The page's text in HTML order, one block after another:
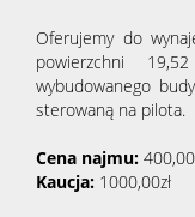
Oferujemy do
powierzchni
wybudowanego
sterowaną na pilota.
Cena najmu:
Kaucja: 1000,00zł